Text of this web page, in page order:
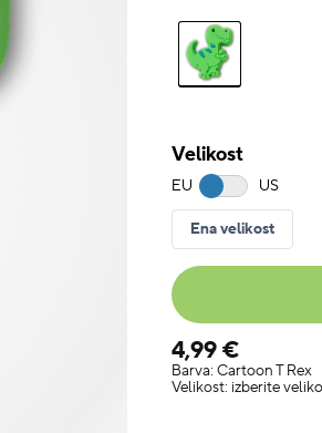
Velikost
EU US
Ena velikost
4,99 €
Barva: Cartoon T Rex
Velikost: izberite